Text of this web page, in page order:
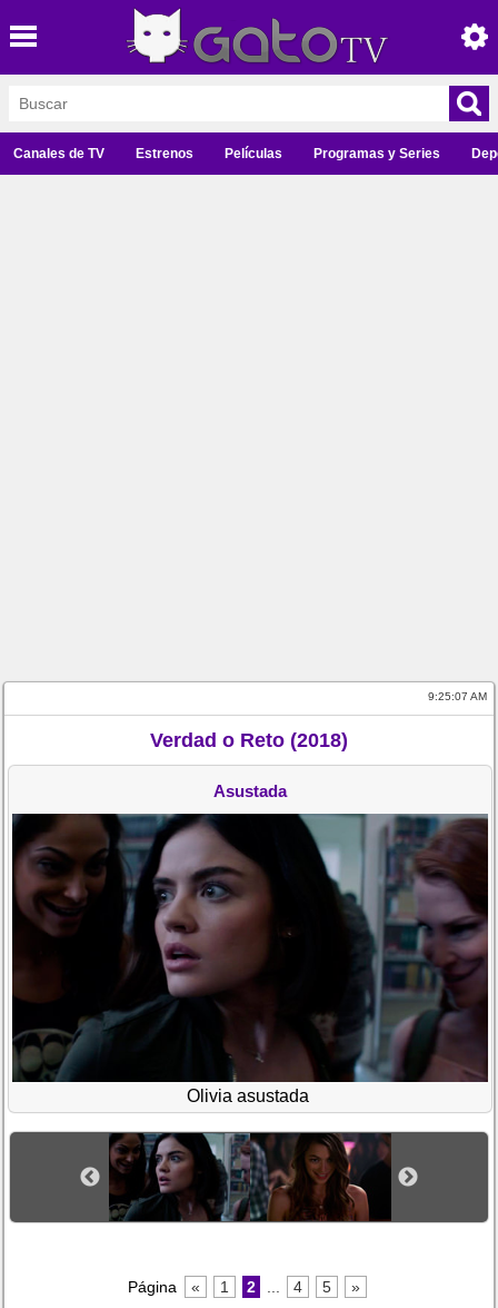
Canales de TV Estrenos Películas Programas y Series
9:25:07 AM
Verdad o Reto (2018)
Asustada
Olivia asustada
Página « 1 2 4 5 »